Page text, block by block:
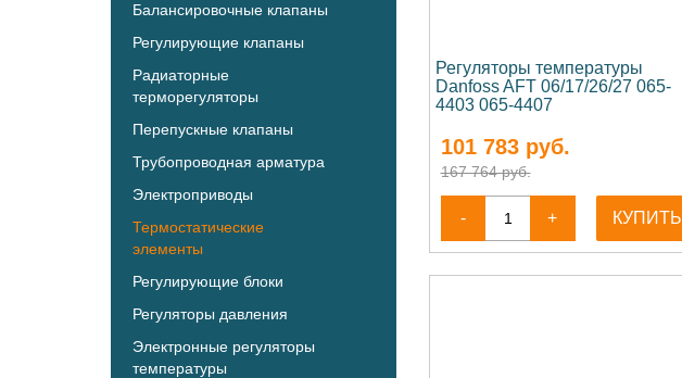
Балансировочные клапаны
Регулирующие клапаны
Радиаторные
терморегуляторы
Перепускные клапаны
Трубопроводная арматура
Электроприводы
Термостатические
элементы
Регулирующие блоки
Регуляторы давления
Электронные регуляторы
температуры
Регуляторы температуры
Danfoss AFT 06/17/26/27 065-
4403 065-4407
101 783руб.
167 764 руб.
- + КУПИТЬ